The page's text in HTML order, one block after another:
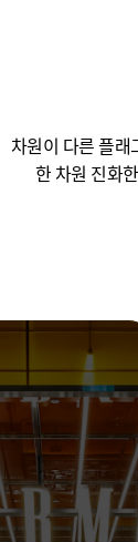
차원이 다른 플
한 차원 진화